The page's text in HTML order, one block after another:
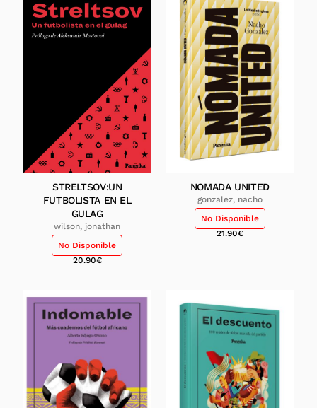
STRELTSOV:UN
FUTBOLISTA EN EL
GULAG
wilson, jonathan
No Disponible
20.90€
NOMADA UNITED
gonzalez, nacho
No Disponible
21.90€